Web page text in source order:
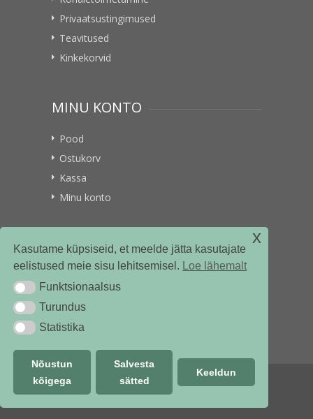
Kasutame küpsiseid, et meelde jätta kasutajate
eelistused meie sisu lehitsemisel. Loe lähemalt
Funktsionaalsus
Funktsionaalsus
TurundusTurundus
StatistikaStatistika
Nõustun
kõigega
Salvesta
sätted
Keeldun
x
Privaatsustingimused
Teavitused
Kinkekorvid
MINU KONTO
Pood
Ostukorv
Kassa
Minu konto
VITAMIINIKULLER.EE
© vitamiinikuller.ee 2018